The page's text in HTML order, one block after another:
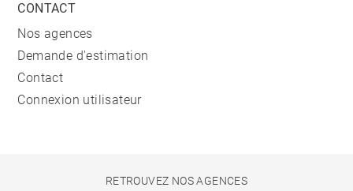
CONTACT
Nos agences
Demande d'estimation
Contact
Connexion utilisateur
RETROUVEZ NOS AGENCES